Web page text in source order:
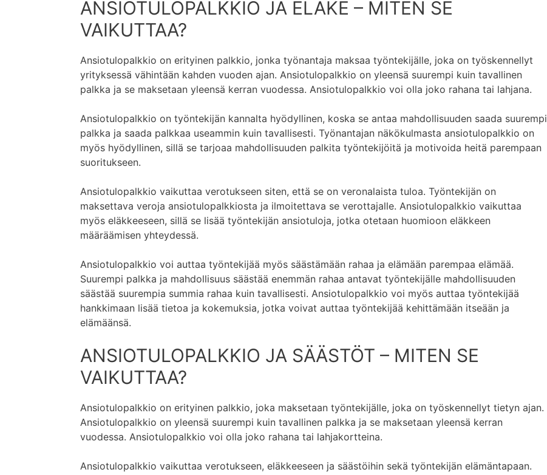
ANSIOTULOPALKKIO JA ELÄKE – MITEN SE
VAIKUTTAA?
Ansiotulopalkkio on erityinen palkkio, jonka työnantaja maksaa työntekijälle, joka on työskennellyt
yrityksessä vähintään kahden vuoden ajan. Ansiotulopalkkio on yleensä suurempi kuin tavallinen
palkka ja se maksetaan yleensä kerran vuodessa. Ansiotulopalkkio voi olla joko rahana tai lahjana.
Ansiotulopalkkio on työntekijän kannalta hyödyllinen, koska se antaa mahdollisuuden saada suurempi
palkka ja saada palkkaa useammin kuin tavallisesti. Työnantajan näkökulmasta ansiotulopalkkio on
myös hyödyllinen, sillä se tarjoaa mahdollisuuden palkita työntekijöitä ja motivoida heitä parempaan
suoritukseen.
Ansiotulopalkkio vaikuttaa verotukseen siten, että se on veronalaista tuloa. Työntekijän on
maksettava veroja ansiotulopalkkiosta ja ilmoitettava se verottajalle. Ansiotulopalkkio vaikuttaa
myös eläkkeeseen, sillä se lisää työntekijän ansiotuloja, jotka otetaan huomioon eläkkeen
määräämisen yhteydessä.
Ansiotulopalkkio voi auttaa työntekijää myös säästämään rahaa ja elämään parempaa elämää.
Suurempi palkka ja mahdollisuus säästää enemmän rahaa antavat työntekijälle mahdollisuuden
säästää suurempia summia rahaa kuin tavallisesti. Ansiotulopalkkio voi myös auttaa työntekijää
hankkimaan lisää tietoa ja kokemuksia, jotka voivat auttaa työntekijää kehittämään itseään ja
elämäänsä.
ANSIOTULOPALKKIO JA SÄÄSTÖT – MITEN SE
VAIKUTTAA?
Ansiotulopalkkio on erityinen palkkio, joka maksetaan työntekijälle, joka on työskennellyt tietyn ajan.
Ansiotulopalkkio on yleensä suurempi kuin tavallinen palkka ja se maksetaan yleensä kerran
vuodessa. Ansiotulopalkkio voi olla joko rahana tai lahjakortteina.
Ansiotulopalkkio vaikuttaa verotukseen, eläkkeeseen ja säästöihin sekä työntekijän elämäntapaan.